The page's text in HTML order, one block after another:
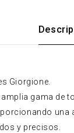
Giorgione.
gama
y precisos.